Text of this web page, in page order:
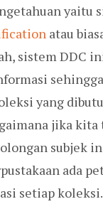
yaitu
atau
sistem DDC
yang
jika kita
subjek
ada
setiap koleksi.